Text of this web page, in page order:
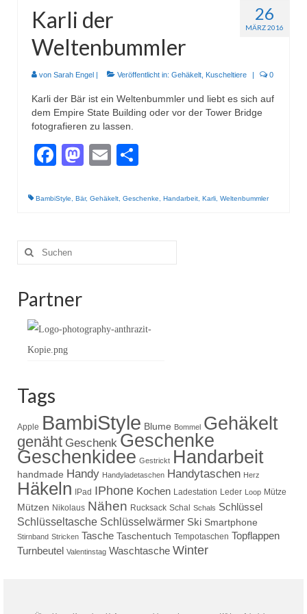
26
MÄRZ 2016
Karli der
Weltenbummler
von Sarah Engel Veröffentlicht in: Gehäkelt, Kuscheltiere 0
Karli der Bär ist ein Weltenbummler und liebt es sich auf
dem Empire State Building oder vor der Tower Bridge
fotografieren zu lassen.
Facebook
Mastodon
Email
BambiStyle, Bär, Gehäkelt, Geschenke, Handarbeit, Karli, Weltenbummler
Suche
nach:
Partner
Tags
Apple BambiStyle Blume Bommel Gehäkelt
genäht Geschenk Geschenke
Geschenkidee Gestrickt Handarbeit
handmade Handy Handyladetaschen Handytaschen Herz
Häkeln IPad IPhone Kochen Ladestation Leder Loop Mütze
Mützen Nikolaus Nähen Rucksack Schal Schals Schlüssel
Schlüsseltasche Schlüsselwärmer Ski Smartphone
Stirnband Stricken Tasche Taschentuch Tempotaschen Topflappen
Turnbeutel Valentinstag Waschtasche Winter